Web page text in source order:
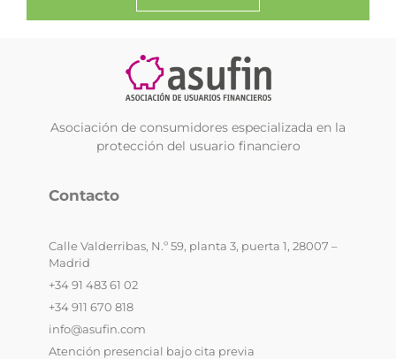
Asociación de consumidores especializada en la
protección del usuario financiero
Contacto
Calle Valderribas, N.º 59, planta 3, puerta 1, 28007 –
Madrid
+34 91 483 61 02
+34 911 670 818
info@asufin.com
Atención presencial bajo cita previa